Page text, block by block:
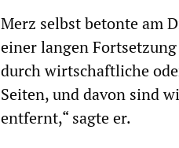
Merz selbst betonte am
einer langen
durch wirtschaftliche
Seiten, und davon sind
entfernt,“ sagte er.